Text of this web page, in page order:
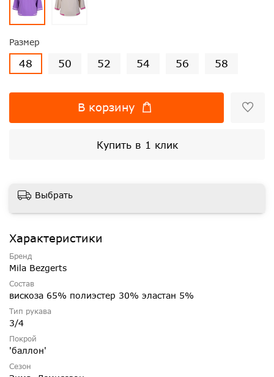
Размер
48 50 52 54 56 58
В корзину
Купить в 1 клик
Выбрать
Характеристики
Бренд
Mila Bezgerts
Состав
вискоза 65% полиэстер 30% эластан 5%
Тип рукава
3/4
Покрой
'баллон'
Сезон